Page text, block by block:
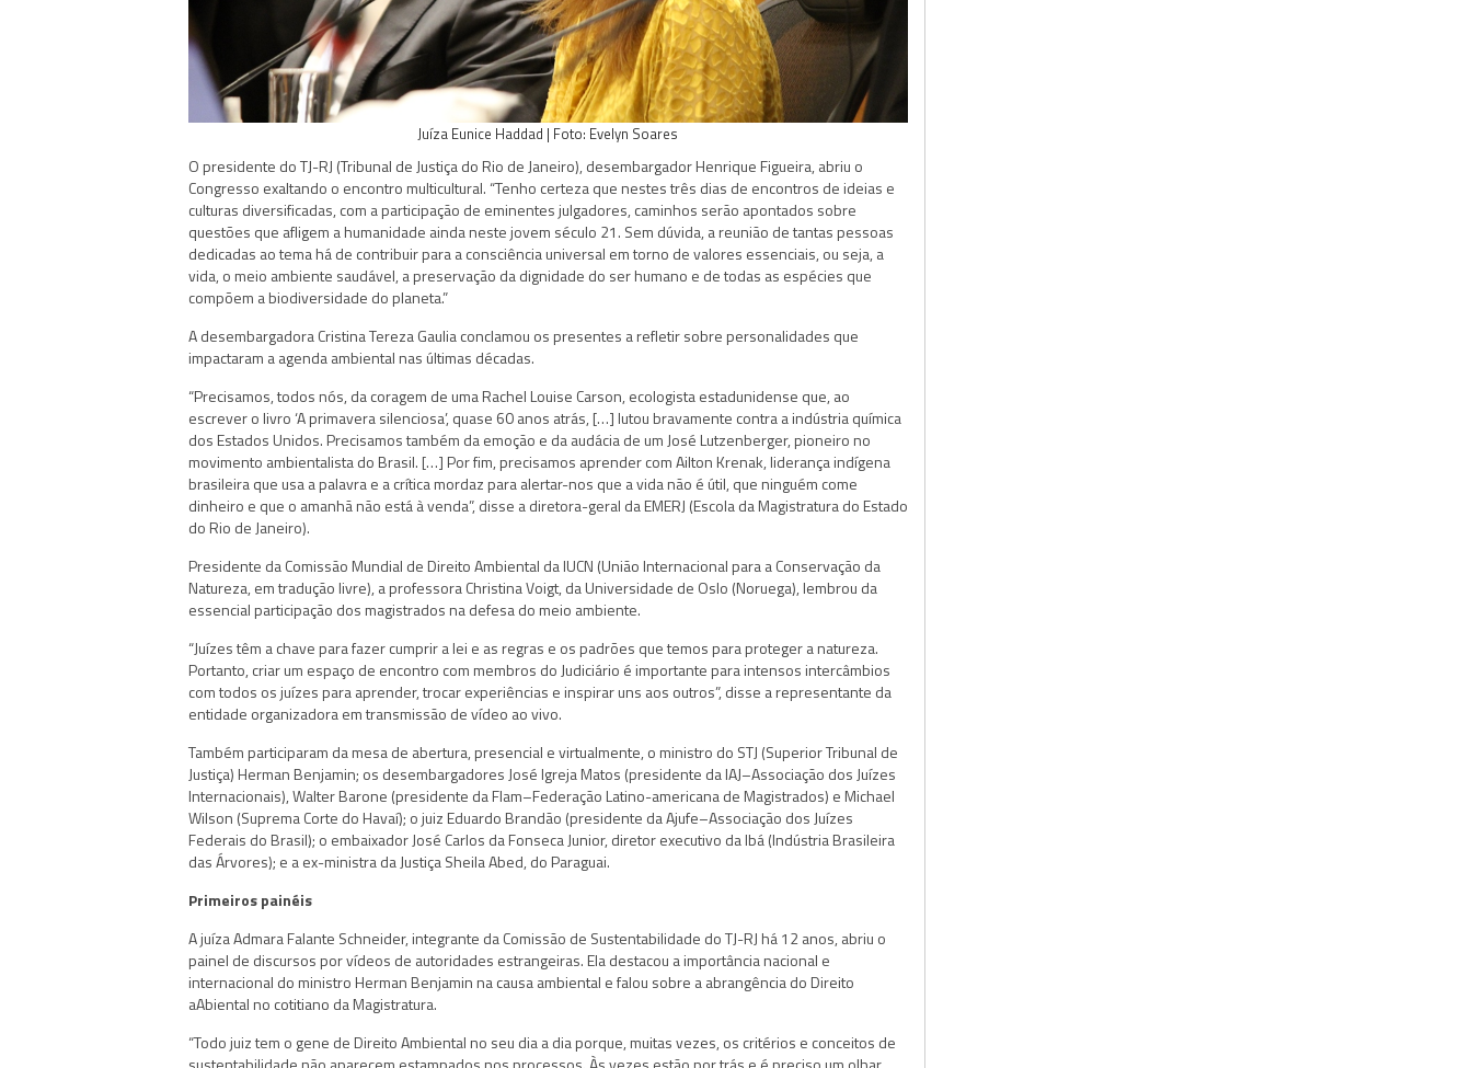
Juíza Eunice Haddad | Foto: Evelyn Soares
O presidente do TJ-RJ (Tribunal de Justiça do Rio de Janeiro), desembargador Henrique Figueira, abriu o
Congresso exaltando o encontro multicultural. “Tenho certeza que nestes três dias de encontros de ideias e
culturas diversificadas, com a participação de eminentes julgadores, caminhos serão apontados sobre
questões que afligem a humanidade ainda neste jovem século 21. Sem dúvida, a reunião de tantas pessoas
dedicadas ao tema há de contribuir para a consciência universal em torno de valores essenciais, ou seja, a
vida, o meio ambiente saudável, a preservação da dignidade do ser humano e de todas as espécies que
compõem a biodiversidade do planeta.”
A desembargadora Cristina Tereza Gaulia conclamou os presentes a refletir sobre personalidades que
impactaram a agenda ambiental nas últimas décadas.
“Precisamos, todos nós, da coragem de uma Rachel Louise Carson, ecologista estadunidense que, ao
escrever o livro ‘A primavera silenciosa’, quase 60 anos atrás, […] lutou bravamente contra a indústria química
dos Estados Unidos. Precisamos também da emoção e da audácia de um José Lutzenberger, pioneiro no
movimento ambientalista do Brasil. […] Por fim, precisamos aprender com Ailton Krenak, liderança indígena
brasileira que usa a palavra e a crítica mordaz para alertar-nos que a vida não é útil, que ninguém come
dinheiro e que o amanhã não está à venda”, disse a diretora-geral da EMERJ (Escola da Magistratura do Estado
do Rio de Janeiro).
Presidente da Comissão Mundial de Direito Ambiental da IUCN (União Internacional para a Conservação da
Natureza, em tradução livre), a professora Christina Voigt, da Universidade de Oslo (Noruega), lembrou da
essencial participação dos magistrados na defesa do meio ambiente.
“Juízes têm a chave para fazer cumprir a lei e as regras e os padrões que temos para proteger a natureza.
Portanto, criar um espaço de encontro com membros do Judiciário é importante para intensos intercâmbios
com todos os juízes para aprender, trocar experiências e inspirar uns aos outros”, disse a representante da
entidade organizadora em transmissão de vídeo ao vivo.
Também participaram da mesa de abertura, presencial e virtualmente, o ministro do STJ (Superior Tribunal de
Justiça) Herman Benjamin; os desembargadores José Igreja Matos (presidente da IAJ–Associação dos Juízes
Internacionais), Walter Barone (presidente da Flam–Federação Latino-americana de Magistrados) e Michael
Wilson (Suprema Corte do Havaí); o juiz Eduardo Brandão (presidente da Ajufe–Associação dos Juízes
Federais do Brasil); o embaixador José Carlos da Fonseca Junior, diretor executivo da Ibá (Indústria Brasileira
das Árvores); e a ex-ministra da Justiça Sheila Abed, do Paraguai.
Primeiros painéis
A juíza Admara Falante Schneider, integrante da Comissão de Sustentabilidade do TJ-RJ há 12 anos, abriu o
painel de discursos por vídeos de autoridades estrangeiras. Ela destacou a importância nacional e
internacional do ministro Herman Benjamin na causa ambiental e falou sobre a abrangência do Direito
aAbiental no cotitiano da Magistratura.
“Todo juiz tem o gene de Direito Ambiental no seu dia a dia porque, muitas vezes, os critérios e conceitos de